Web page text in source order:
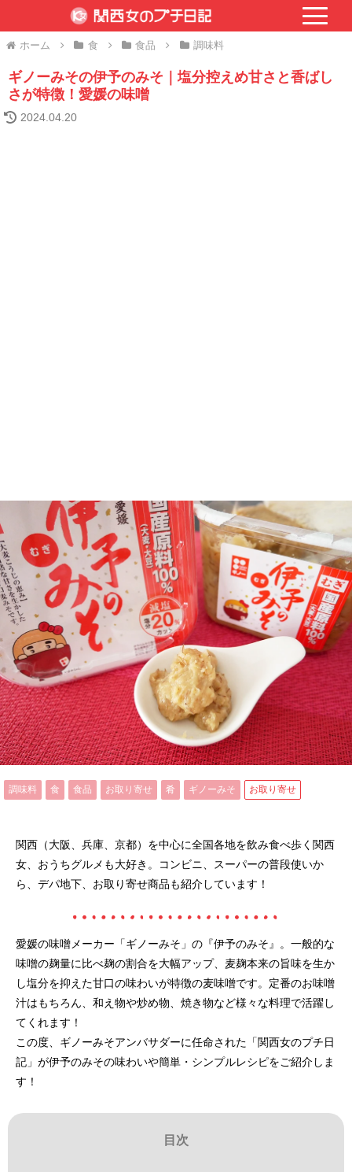
ホーム 食 食品 調味料
ギノーみその伊予のみそ｜塩分控えめ甘さと香ばし
さが特徴！愛媛の味噌
2024.04.20
調味料 食 食品 お取り寄せ 肴 ギノーみそ お取り寄せ
関西（大阪、兵庫、京都）を中心に全国各地を飲み食べ歩く関西
女、おうちグルメも大好き。コンビニ、スーパーの普段使いか
ら、デパ地下、お取り寄せ商品も紹介しています！
愛媛の味噌メーカー「ギノーみそ」の『伊予のみそ』。一般的な
味噌の麹量に比べ麹の割合を大幅アップ、麦麹本来の旨味を生か
し塩分を抑えた甘口の味わいが特徴の麦味噌です。定番のお味噌
汁はもちろん、和え物や炒め物、焼き物など様々な料理で活躍し
てくれます！
この度、ギノーみそアンバサダーに任命された「関西女のプチ日
記」が伊予のみその味わいや簡単・シンプルレシピをご紹介しま
す！
目次